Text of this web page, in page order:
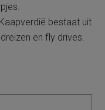
bestaat uit
en fly drives.